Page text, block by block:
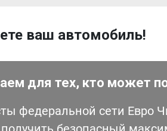
ваш автомобиль!
для тех, кто может
федеральной сети Евро